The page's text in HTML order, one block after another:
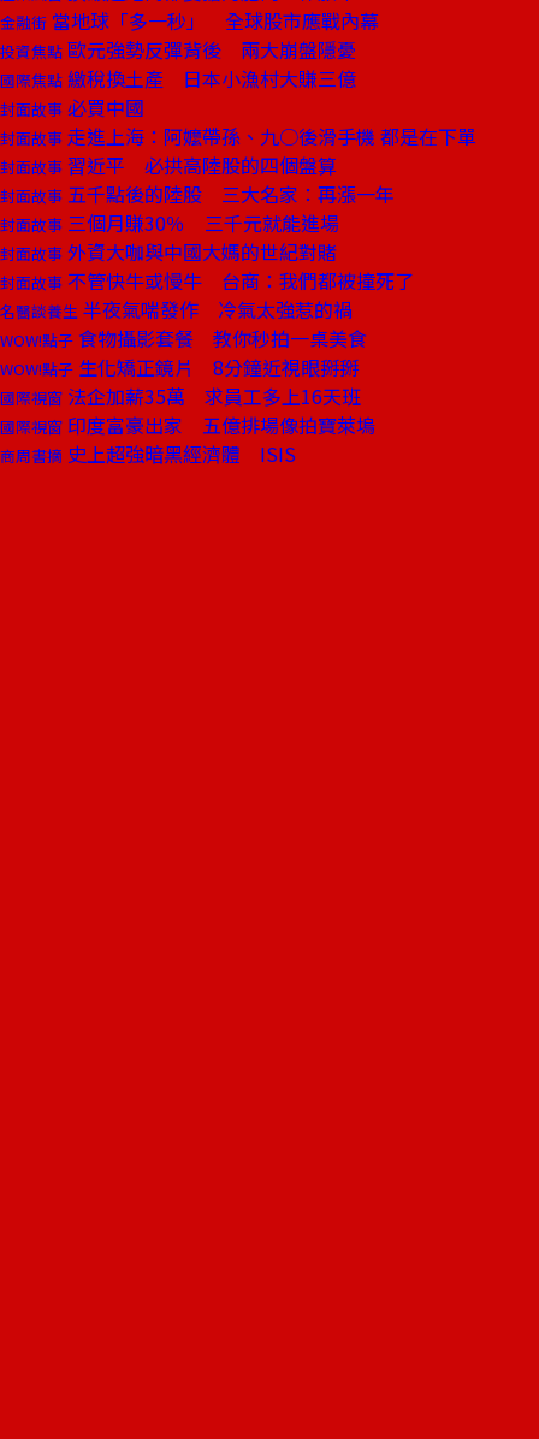
金融街 當地球「多一秒」 全球股市應戰內幕
投資焦點 歐元強勢反彈背後 兩大崩盤隱憂
國際焦點 繳稅換土產 日本小漁村大賺三億
封面故事 必買中國
封面故事 走進上海：阿嬤帶孫、九○後滑手機 都是在下單
封面故事 習近平 必拱高陸股的四個盤算
封面故事 五千點後的陸股 三大名家：再漲一年
封面故事 三個月賺30％ 三千元就能進場
封面故事 外資大咖與中國大媽的世紀對賭
封面故事 不管快牛或慢牛 台商：我們都被撞死了
名醫談養生 半夜氣喘發作 冷氣太強惹的禍
WOW!點子 食物攝影套餐 教你秒拍一桌美食
WOW!點子 生化矯正鏡片 8分鐘近視眼掰掰
國際視窗 法企加薪35萬 求員工多上16天班
國際視窗 印度富豪出家 五億排場像拍寶萊塢
商周書摘 史上超強暗黑經濟體 ISIS